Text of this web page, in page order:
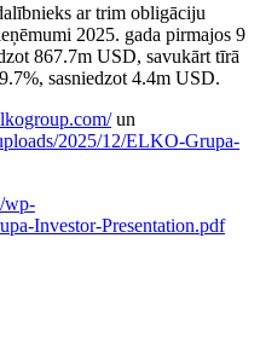
ar trim obligāciju
2025. gada pirmajos 9
867.7m USD, savukārt tīrā
sasniedzot 4.4m USD.
un
2025/12/ELKO-Grupa-
wp-
Investor-Presentation.pdf